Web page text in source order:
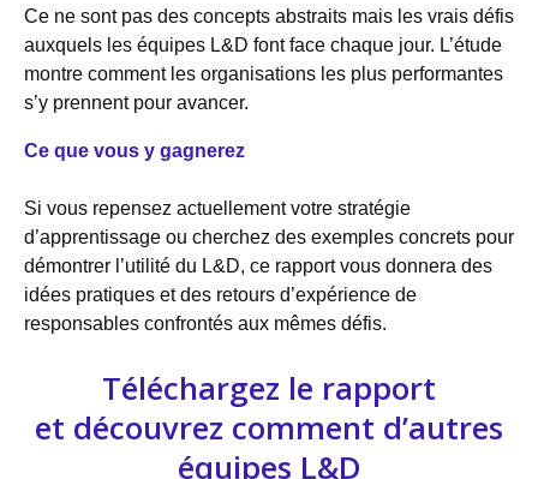
Ce ne sont pas des concepts abstraits mais les vrais défis
auxquels les équipes L&D font face chaque jour. L’étude
montre comment les organisations les plus performantes
s’y prennent pour avancer.
Ce que vous y gagnerez
Si vous repensez actuellement votre stratégie
d’apprentissage ou cherchez des exemples concrets pour
démontrer l’utilité du L&D, ce rapport vous donnera des
idées pratiques et des retours d’expérience de
responsables confrontés aux mêmes défis.
Téléchargez le rapport
et découvrez comment d’autres
équipes L&D